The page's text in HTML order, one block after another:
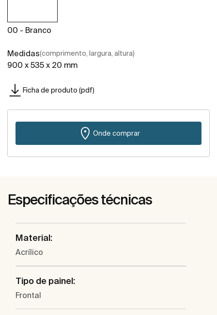
00 - Branco
Medidas(comprimento, largura, altura)
900 x 535 x 20 mm
Ficha de produto (pdf)
Onde comprar
Especificações técnicas
Material:
Acrílico
Tipo de painel:
Frontal